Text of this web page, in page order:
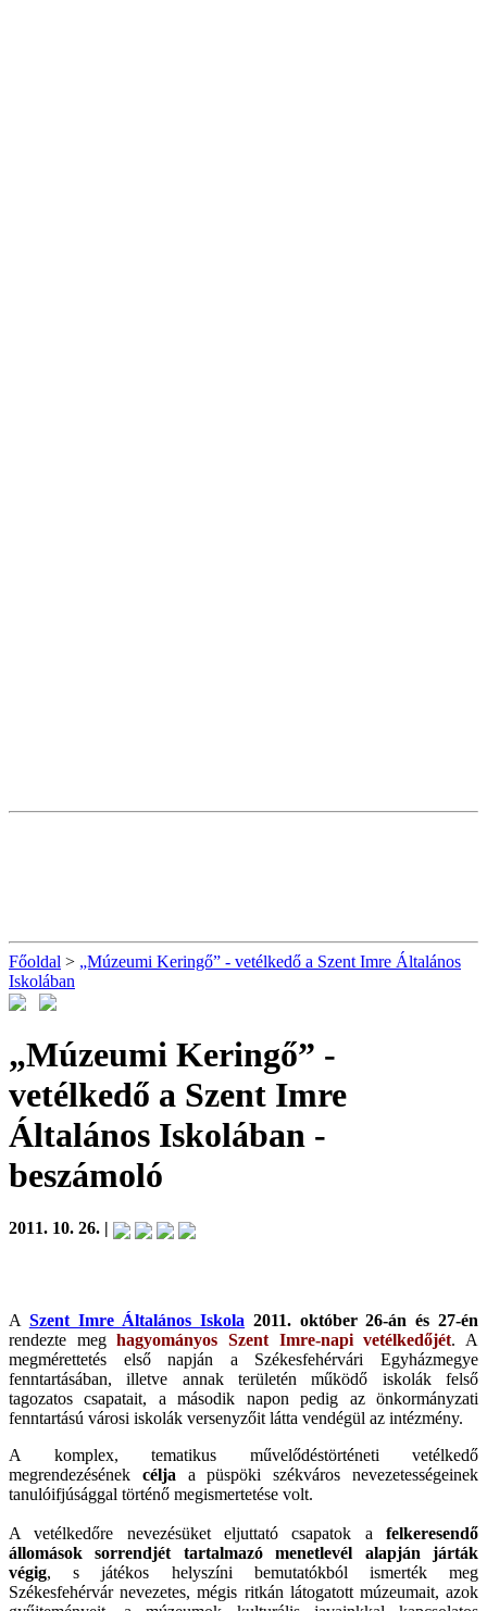
Főoldal > „Múzeumi Keringő” - vetélkedő a Szent Imre Általános
Iskolában
„Múzeumi Keringő” -
vetélkedő a Szent Imre
Általános Iskolában -
beszámoló
2011. 10. 26. |
A Szent Imre Általános Iskola 2011. október 26-án és 27-én
rendezte meghagyományos Szent Imre-napi vetélkedőjét. A
megmérettetés első napján a Székesfehérvári Egyházmegye
fenntartásában, illetve annak területén működő iskolák
felső
tagozatos csapatait, a második napon pedig az önkormányzati
fenntartású városi iskolák versenyzőit látta vendégül az intézmény.
A komplex, tematikus művelődéstörténeti vetélkedő
megrendezésének célja a püspöki székváros nevezetességeinek
tanulóifjúsággal történő megismertetése volt.
A vetélkedőre nevezésüket eljuttató csapatok a felkeresendő
állomások sorrendjét tartalmazó menetlevél alapján járták
végig, s játékos helyszíni bemutatókból ismerték meg
Székesfehérvár nevezetes, mégis ritkán látogatott múzeumait, azok